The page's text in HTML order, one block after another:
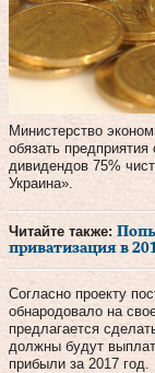
Министерство
обязать
дивидендов 75%
Украина».
Читайте также:
приватизация в
Согласно проекту
обнародовало на
предлагается
должны будут
прибыли за 2017 год.